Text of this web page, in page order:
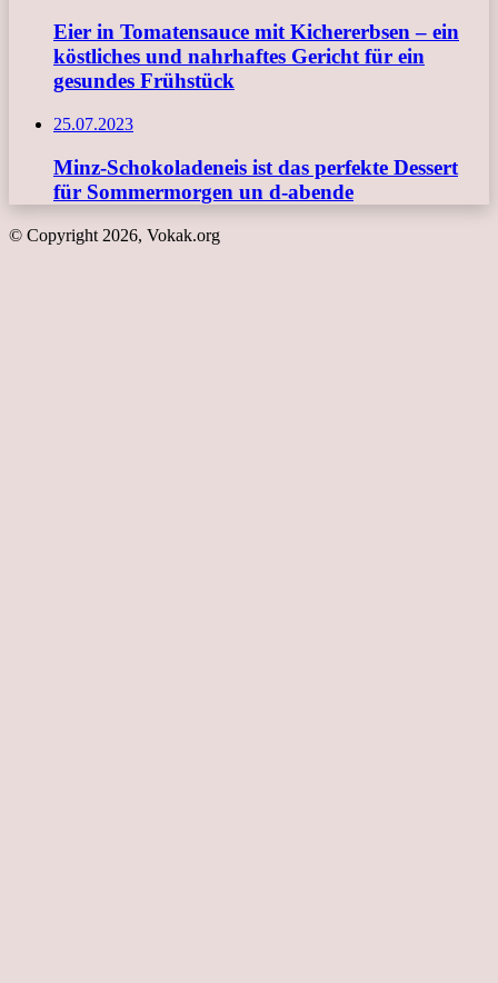
Eier in Tomatensauce mit Kichererbsen – ein
köstliches und nahrhaftes Gericht für ein
gesundes Frühstück
25.07.2023
Minz-Schokoladeneis ist das perfekte Dessert
für Sommermorgen un d-abende
© Copyright 2026, Vokak.org